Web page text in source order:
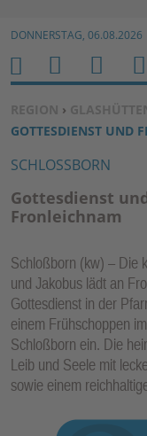
DONNERSTAG, 06.08.2026
SIE BEFINDEN SICH
REGION ›
GOTTESDIENST UND
SCHLOSSBORN
Gottesdienst
Fronleichnam
Schloßborn (kw) – Die
und Jakobus lädt an
Gottesdienst in der
einem Frühschoppen
Schloßborn ein. Die
Leib und Seele mit
sowie einem
H
O
M
E
M
E
N
U
S
U
C
H
E
N
B
E
Z
F
K
E